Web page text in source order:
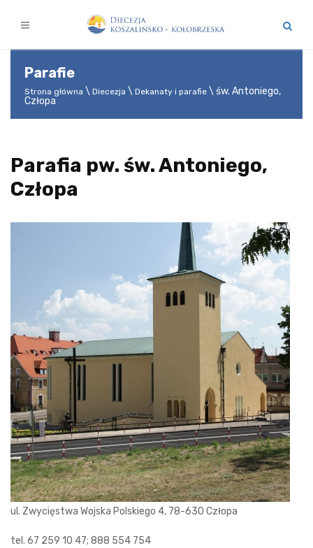
Parafie
Strona główna Diecezja Dekanaty i parafie
św. Antoniego,
Człopa
Parafia pw. św. Antoniego,
Człopa
ul. Zwycięstwa Wojska Polskiego 4, 78-630 Człopa
tel. 67 259 10 47; 888 554 754